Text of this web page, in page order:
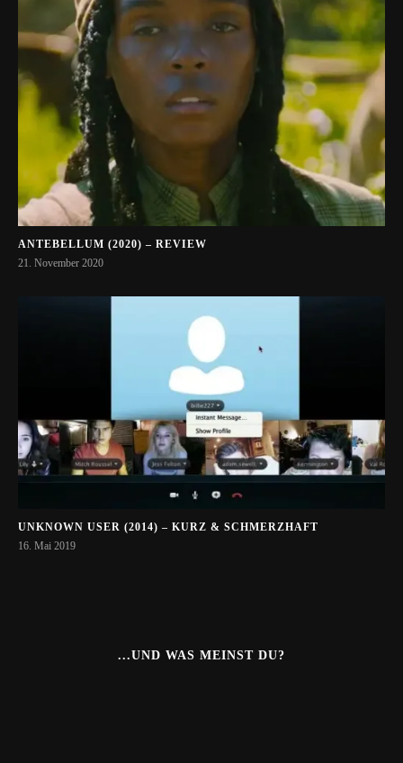
ANTEBELLUM (2020) – REVIEW
21. November 2020
UNKNOWN USER (2014) – KURZ & SCHMERZHAFT
16. Mai 2019
...UND WAS MEINST DU?